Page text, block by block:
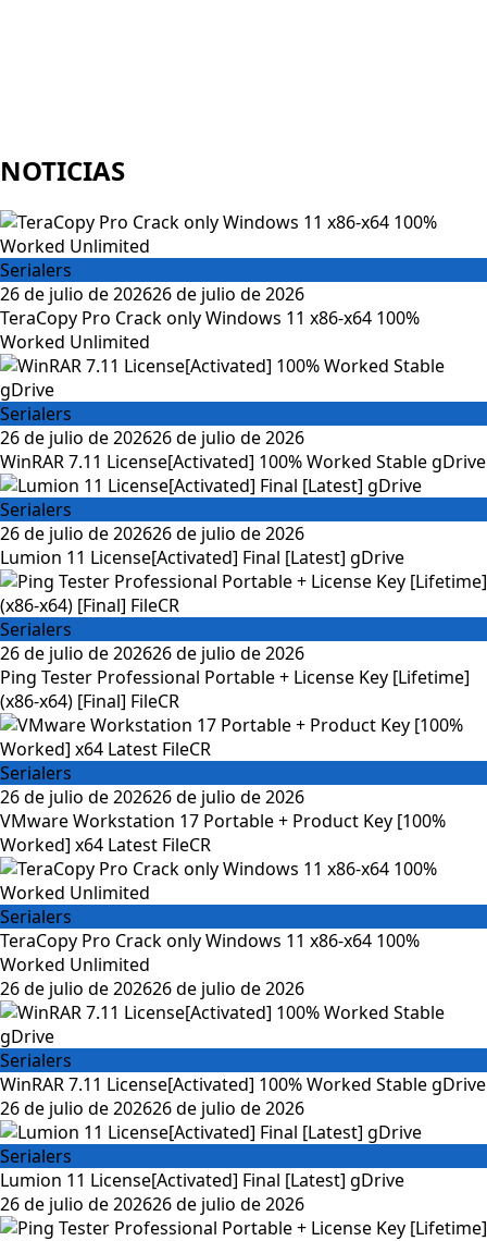
NOTICIAS
Serialers
Posted
on
26 de julio de 202626 de julio de 2026
TeraCopy Pro Crack only Windows 11 x86-x64 100%
Worked Unlimited
Serialers
Posted
on
26 de julio de 202626 de julio de 2026
WinRAR 7.11 License[Activated] 100% Worked Stable gDrive
Serialers
Posted
on
26 de julio de 202626 de julio de 2026
Lumion 11 License[Activated] Final [Latest] gDrive
Serialers
Posted
on
26 de julio de 202626 de julio de 2026
Ping Tester Professional Portable + License Key [Lifetime]
(x86-x64) [Final] FileCR
Serialers
Posted
on
26 de julio de 202626 de julio de 2026
VMware Workstation 17 Portable + Product Key [100%
Worked] x64 Latest FileCR
Serialers
TeraCopy Pro Crack only Windows 11 x86-x64 100%
Worked Unlimited
Posted
on
26 de julio de 202626 de julio de 2026
Serialers
WinRAR 7.11 License[Activated] 100% Worked Stable gDrive
Posted
on
26 de julio de 202626 de julio de 2026
Serialers
Lumion 11 License[Activated] Final [Latest] gDrive
Posted
on
26 de julio de 202626 de julio de 2026